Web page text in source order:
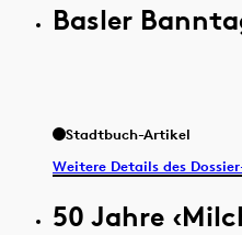
Basler
Stadtbuch-Artikel
Weitere Details des
50 Jahre